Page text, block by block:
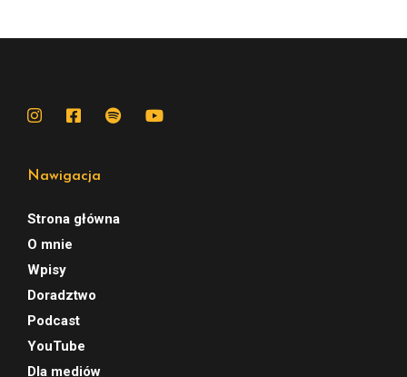
Nawigacja
Strona główna
O mnie
Wpisy
Doradztwo
Podcast
YouTube
Dla mediów